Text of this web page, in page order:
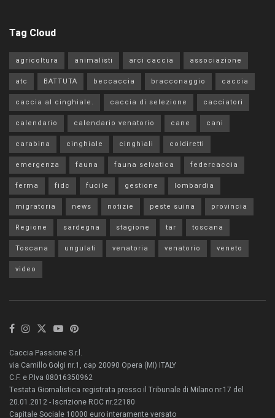
Tag Cloud
agricoltura animalisti arci caccia
associazione
atc
BATTUTA beccaccia bracconaggio
caccia
caccia al cinghiale.
caccia di selezione
cacciatori
calendario
calendario venatorio cane
cani
carabina
cinghiale cinghiali
coldiretti
emergenza
fauna fauna selvatica
federcaccia
ferma
fidc fucile gestione
lombardia
migratoria
news notizie peste suina
provincia
Regione
sardegna stagione tar
toscana
Toscana
ungulati venatoria venatorio
veneto
video
Caccia Passione S.r.l.
via Camillo Golgi nr.1, cap 20090 Opera (MI) ITALY
C.F. e P.Iva 08016350962
Testata Giornalistica registrata presso il Tribunale di Milano nr.17 del
20.01.2012 - Iscrizione ROC nr.22180
Capitale Sociale 10000 euro interamente versato